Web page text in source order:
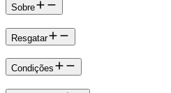
Sobre
Resgatar
Condições